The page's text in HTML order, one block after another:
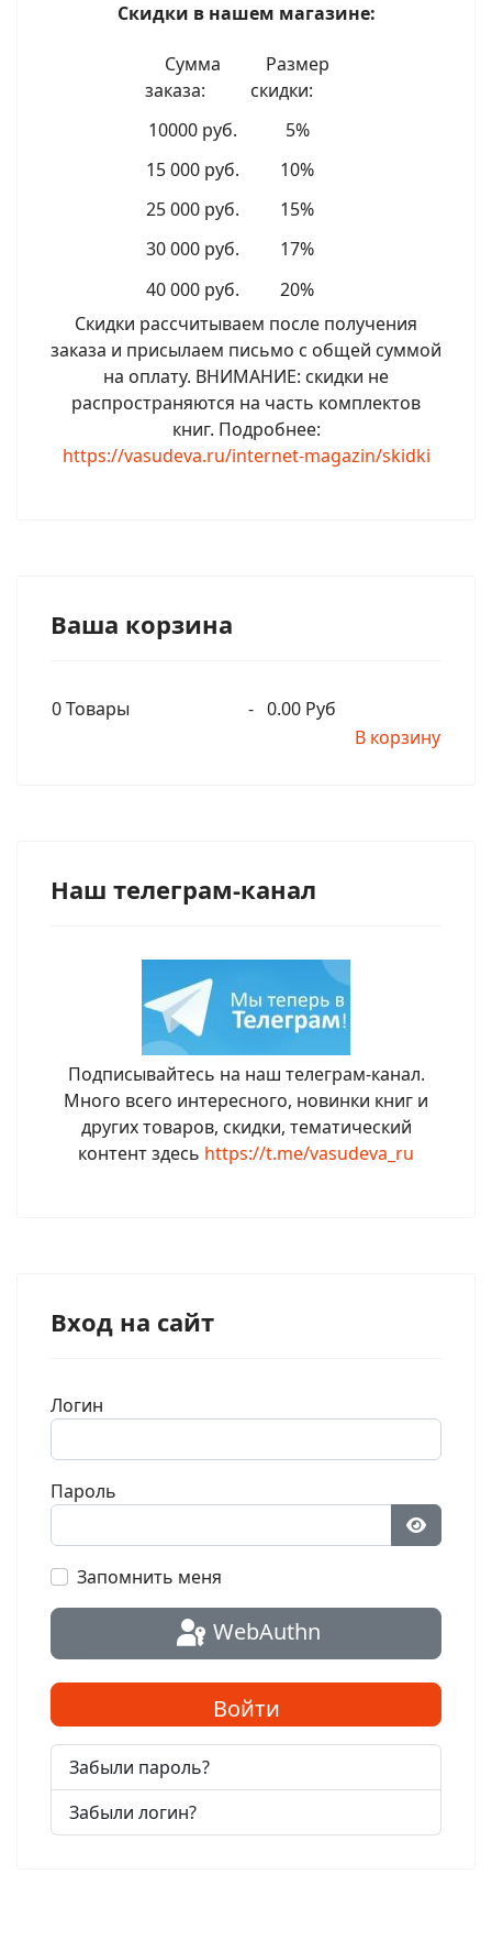
Скидки в нашем магазине:
Сумма
заказа:
Размер
скидки:
10000 руб.
5%
15 000 руб.
10%
25 000 руб.
15%
30 000 руб.
17%
40 000 руб.
20%
Скидки рассчитываем после получения
заказа и присылаем письмо с общей суммой
на оплату. ВНИМАНИЕ: скидки не
распространяются на часть комплектов
книг. Подробнее:
https://vasudeva.ru/internet-magazin/skidki
Ваша корзина
0Товары - 0.00 Руб
В корзину
Наш телеграм-канал
Подписывайтесь на наш телеграм-канал.
Много всего интересного, новинки книг и
других товаров, скидки, тематический
контент здесь https://t.me/vasudeva_ru
Вход на сайт
Логин
Пароль
Запомнить меня
WebAuthn
Войти
Забыли пароль?
Забыли логин?